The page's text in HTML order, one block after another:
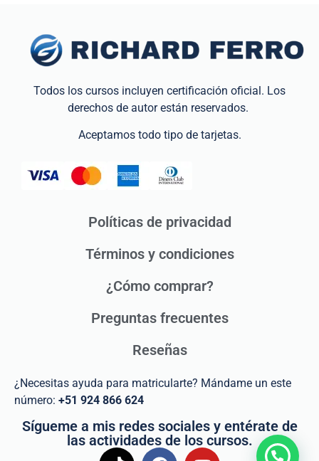
Todos los cursos incluyen certificación oficial. Los
derechos de autor están reservados.
Aceptamos todo tipo de tarjetas.
Políticas de privacidad
Términos y condiciones
¿Cómo comprar?
Preguntas frecuentes
Reseñas
¿Necesitas ayuda para matricularte? Mándame un este
número: +51 924 866 624
Sígueme a mis redes sociales y entérate de
las actividades de los cursos.